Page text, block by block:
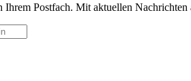
Postfach. Mit aktuellen